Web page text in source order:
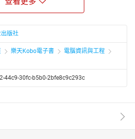
络架构的整体设计以及主要的技术特性
分析了服务化架构设计、网络切片、边
网、车联网、超高可靠低时延通信、固
性。此外，第3章还介绍了5G网络架构
能力。第4章对5G网络架构后续的持续
版社
樂天Kobo電子書
電腦資訊與工程
44c9-30fc-b5b0-2bfe8c9c293c